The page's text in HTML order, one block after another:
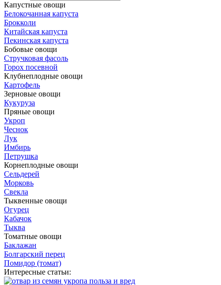
Капустные овощи
Белокочанная капуста
Брокколи
Китайская капуста
Пекинская капуста
Бобовые овощи
Стручковая фасоль
Горох посевной
Клубнеплодные овощи
Картофель
Зерновые овощи
Кукуруза
Пряные овощи
Укроп
Чеснок
Лук
Имбирь
Петрушка
Корнеплодные овощи
Сельдерей
Морковь
Свекла
Тыквенные овощи
Огурец
Кабачок
Тыква
Томатные овощи
Баклажан
Болгарский перец
Помидор (томат)
Интересные статьи: